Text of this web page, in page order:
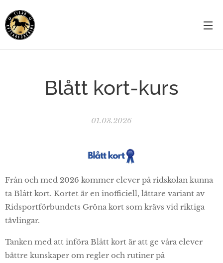
Blått kort-kurs
01.03.2026
Från och med 2026 kommer elever på ridskolan kunna
ta Blått kort. Kortet är en inofficiell, lättare variant av
Ridsportförbundets Gröna kort som krävs vid riktiga
tävlingar.
Tanken med att införa Blått kort är att ge våra elever
bättre kunskaper om regler och rutiner på